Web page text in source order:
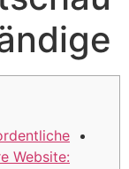
Website: